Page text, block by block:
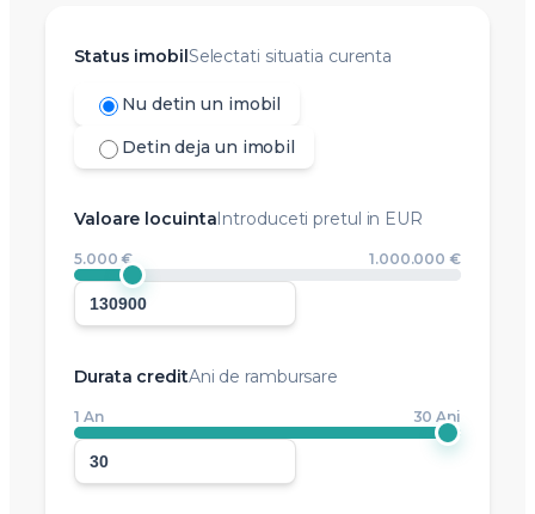
Status imobilSelectati situatia curenta
Nu detin un imobil
Detin deja un imobil
Valoare locuintaIntroduceti pretul in EUR
5.000 € 1.000.000 €
Durata creditAni de rambursare
1 An 30 Ani